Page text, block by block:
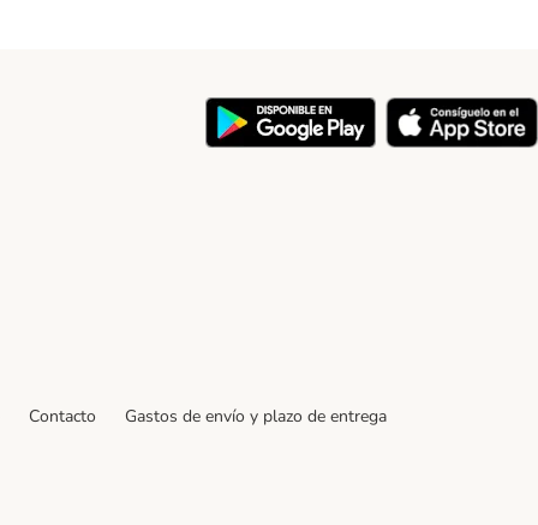
Contacto
Gastos de envío y plazo de entrega